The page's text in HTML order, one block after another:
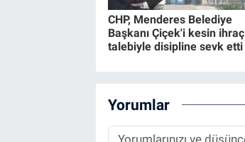
CHP, Menderes Belediye
Başkanı Çiçek'i kesin ihraç
talebiyle disipline sevk etti
Yorumlar